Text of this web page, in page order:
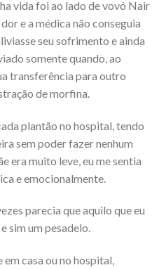
vida foi ao lado de vovó Nair
e a médica não conseguia
seu sofrimento e ainda
somente quando, ao
transferência para outro
de morfina.
plantão no hospital, tendo
sem poder fazer nenhum
era muito leve, eu me sentia
e emocionalmente.
parecia que aquilo que eu
sim um pesadelo.
casa ou no hospital,